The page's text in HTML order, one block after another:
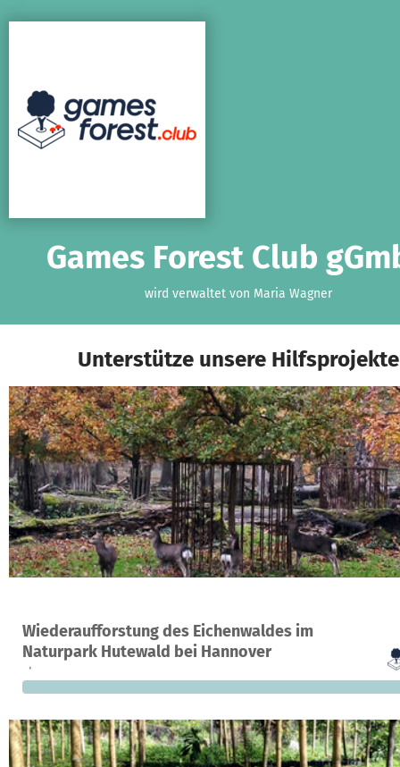
Games Forest Club
wird verwaltet von Maria Wagner
Unterstütze unsere Hilfsprojekte
Wiederaufforstung des Eichenwaldes im
Naturpark Hutewald bei Hannover
Ein Projekt in Springe, Deutschland
0
Spenden
0 %